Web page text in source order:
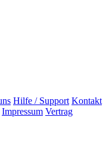
Hilfe / Support Kontakt
Impressum Vertrag